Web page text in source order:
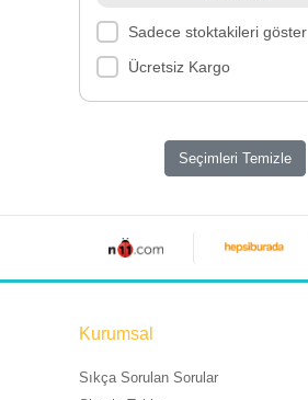
Sadece stoktakileri göster
Ücretsiz Kargo
Seçimleri Temizle
Kurumsal
Sıkça Sorulan Sorular